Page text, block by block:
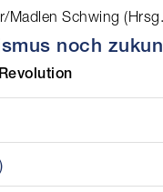
Madlen Schwing
noch